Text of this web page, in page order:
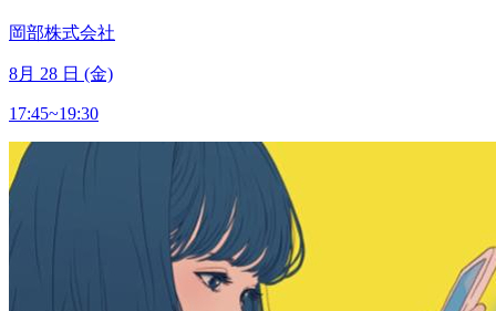
岡部株式会社
8月 28 日 (金)
17:45~19:30